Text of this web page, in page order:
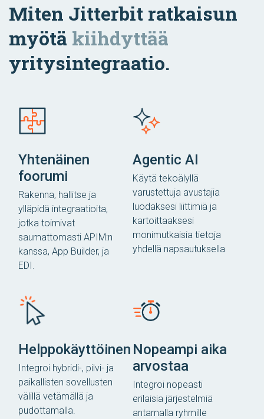
Miten Jitterbit ratkaisun
myötä kiihdyttää
yritysintegraatio.
Yhtenäinen
foorumi
Rakenna, hallitse ja
ylläpidä integraatioita,
jotka toimivat
saumattomasti APIM:n
kanssa, App Builder, ja
EDI.
Agentic AI
Käytä tekoälyllä
varustettuja avustajia
luodaksesi liittimiä ja
kartoittaaksesi
monimutkaisia ​​tietoja
yhdellä napsautuksella
Helppokäyttöinen
Integroi hybridi-, pilvi- ja
paikallisten sovellusten
välillä vetämällä ja
pudottamalla.
Nopeampi aika
arvostaa
Integroi nopeasti
erilaisia ​​järjestelmiä
antamalla ryhmille